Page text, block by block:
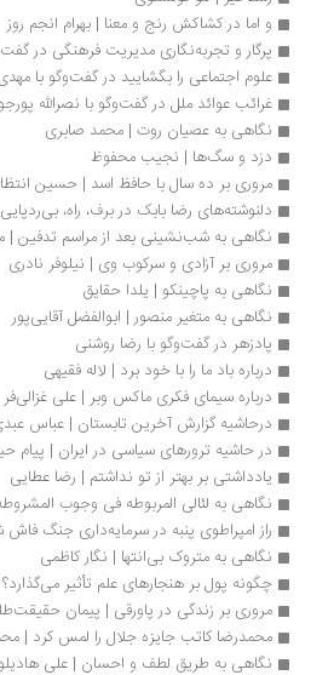
و اما در کشاکش رنج و معنا | بهرام انجم روز
پرگار و تجربه‌نگاری مدیریت فرهنگی در گفت‌وگو
علوم اجتماعی را بگشایید در گفت‌وگو با مهدی معافی
غرائب عوائد ملل در گفت‌وگو با نصرالله پورجوادی
نگاهی به عصیان روت | محمد صابری
دزد و سگ‌ها | نجیب محفوظ
مروری بر ده سال با حافظ اسد | حسین انتظامی
دلنوشته‌های رضا بابک در برف، راه، بی‌ردپایی
نگاهی به شب‌نشینی بعد از مراسم تدفین | مهدی
مروری بر آزادی و سرکوب وی | نیلوفر نادری
نگاهی به پاچینکو | یلدا حقایق
نگاهی به متغیر منصور | ابوالفضل آقایی‌پور
پادزهر در گفت‌وگو با رضا روشنی
درباره باد ما را با خود برد | لاله فقیهی
درباره س‍ی‍م‍ای‌ ف‍ک‍ری‌ م‍اک‍س‌ وب‍ر | علی غزالی‌فر
درحاشیه گزارش آخرین تابستان | عباس عبدی
در حاشیه ترورهای سیاسی در ایران | پیام
یادداشتی بر بهتر از تو نداشتم | رضا عطایی
نگاهی به لئالی المربوطه فی وجوب المشروطه |
راز امپراطوی پنبه در سرمایه‌داری جنگ فاش شد
نگاهی به متروک بی‌انتها | نگار کاظمی
چگونه پول بر هنجارهای علم تأثیر می‌گذارد؟
مروری بر زندگی در پاورقی | پیمان حقیقت‌طلب
محمدرضا کاتب جایزه جلال را لمس کرد | محمدرضا
نگاهی به طریق لطف و احسان | علی هادیلو